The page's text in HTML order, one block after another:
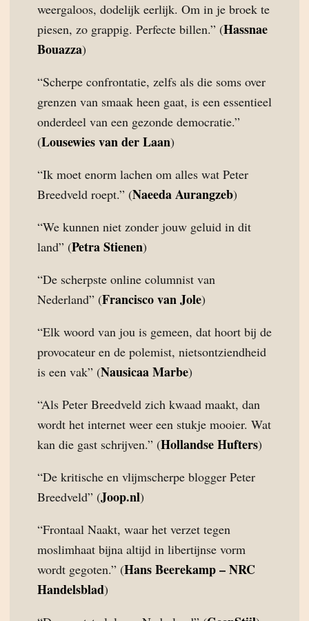
weergaloos, dodelijk eerlijk. Om in je broek te
piesen, zo grappig. Perfecte billen.” (Hassnae
Bouazza)
“Scherpe confrontatie, zelfs als die soms over
grenzen van smaak heen gaat, is een essentieel
onderdeel van een gezonde democratie.”
(Lousewies van der Laan)
“Ik moet enorm lachen om alles wat Peter
Breedveld roept.” (Naeeda Aurangzeb)
“We kunnen niet zonder jouw geluid in dit
land” (Petra Stienen)
“De scherpste online columnist van
Nederland” (Francisco van Jole)
“Elk woord van jou is gemeen, dat hoort bij de
provocateur en de polemist, nietsontziendheid
is een vak” (Nausicaa Marbe)
“Als Peter Breedveld zich kwaad maakt, dan
wordt het internet weer een stukje mooier. Wat
kan die gast schrijven.” (Hollandse Hufters)
“De kritische en vlijmscherpe blogger Peter
Breedveld” (Joop.nl)
“Frontaal Naakt, waar het verzet tegen
moslimhaat bijna altijd in libertijnse vorm
wordt gegoten.” (Hans Beerekamp – NRC
Handelsblad)